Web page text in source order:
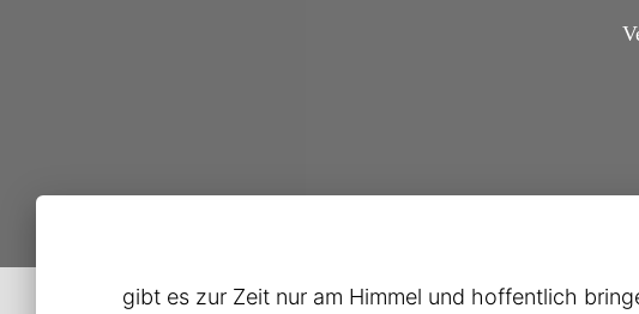
gibt es zur Zeit nur am Himmel und hoffentlich